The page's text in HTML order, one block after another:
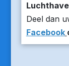
Deel dan
Facebook